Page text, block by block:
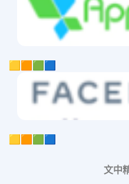
🟨🟧🟩🟦
🟨🟧🟩🟦
文中